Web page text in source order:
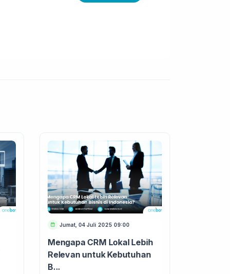
Jumat, 04 Juli 2025 09:00
Mengapa CRM Lokal Lebih
Relevan untuk Kebutuhan
B...